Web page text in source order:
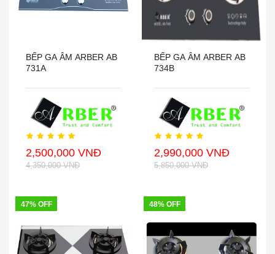
BẾP GA ÂM ARBER AB
731A
2,500,000 VNĐ
4,350,000 VNĐ
BẾP GA ÂM ARBER AB
734B
2,990,000 VNĐ
5,850,000 VNĐ
47% OFF 48% OFF